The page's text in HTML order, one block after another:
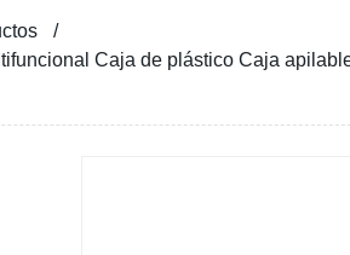
Caja de plástico Caja